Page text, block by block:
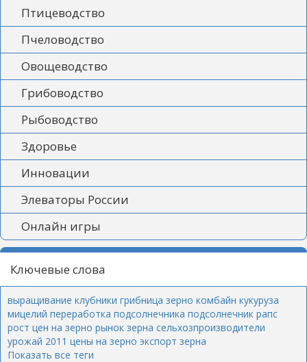
Птицеводство
Пчеловодство
Овощеводство
Грибоводство
Рыбоводство
Здоровье
Инновации
Элеваторы России
Онлайн игры
Ключевые слова
выращивание клубники грибница зерно комбайн кукуруза
мицелий переработка подсолнечника подсолнечник рапс
рост цен на зерно рынок зерна сельхозпроизводители
урожай 2011 цены на зерно экспорт зерна
Показать все теги